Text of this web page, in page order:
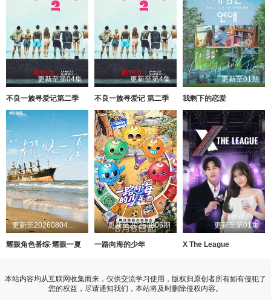
更新至第04集
不良一族寻爱记第二季
更新至第4集
不良一族寻爱记 第二季
更新至01期
我剩下的恋爱
更新至20260804第1期
耀眼角色番综·耀眼一夏
更新至20260806期
一路向海的少年
更新至第01集
X The League
本站内容均从互联网收集而来，仅供交流学习使用，版权归原创者所有如有侵犯了
您的权益，尽请通知我们，本站将及时删除侵权内容。